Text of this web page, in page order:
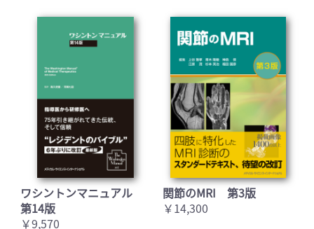
ワシントンマニュアル
第14版
￥9,570
関節のMRI 第3版
￥14,300